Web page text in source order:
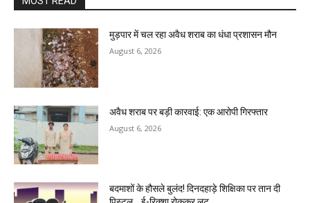
मुड़पार में चल रहा अवैध शराब का धंधा प्रशासन मौन
August 6, 2026
अवैध शराब पर बड़ी कारवाई: एक आरोपी गिरफ्तार
August 6, 2026
बदमाशों के हौसले बुलंद! दिनदहाड़े शिक्षिका पर तान दी